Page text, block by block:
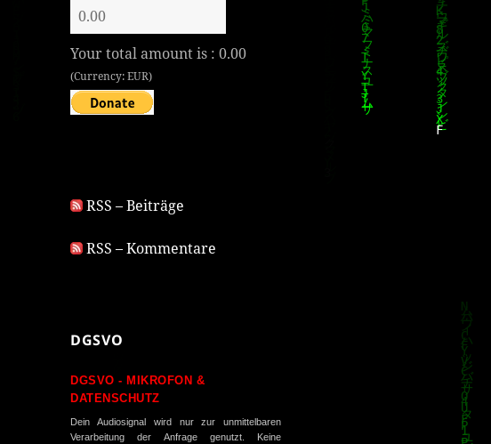
Your total amount is :0.00
(Currency: EUR)
RSS – Beiträge
RSS – Kommentare
DGSVO
DGSVO - MIKROFON &
DATENSCHUTZ
Dein Audiosignal wird nur zur unmittelbaren
Verarbeitung der Anfrage genutzt. Keine